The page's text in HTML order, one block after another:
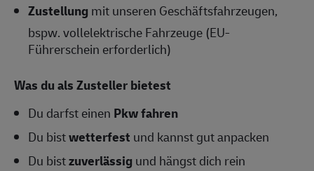
Zustellungmit unseren Geschäftsfahrzeugen,
bspw. vollelektrische Fahrzeuge (EU-
Führerschein erforderlich)
Was du als Zusteller bietest
Du darfst einen Pkw fahren
Du bistwetterfest und kannst gut anpacken
Du bistzuverlässigund hängst dich rein